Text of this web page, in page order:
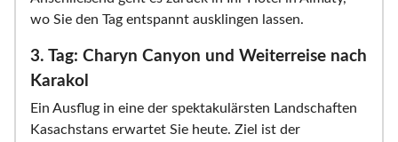
wo Sie den Tag entspannt ausklingen lassen.
3. Tag: Charyn Canyon und Weiterreise nach
Karakol
Ein Ausflug in eine der spektakulärsten Landschaften
Kasachstans erwartet Sie heute. Ziel ist der